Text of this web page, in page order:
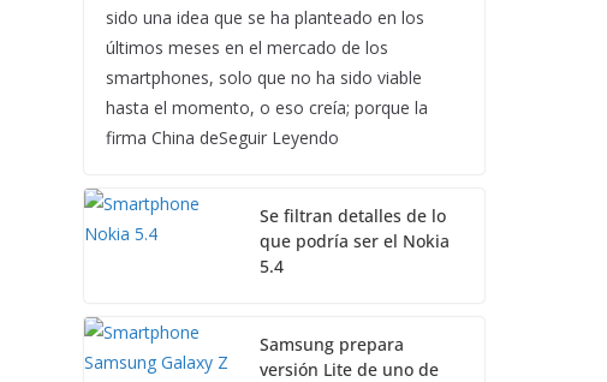
sido una idea que se ha planteado en los
últimos meses en el mercado de los
smartphones, solo que no ha sido viable
hasta el momento, o eso creía; porque la
firma China deSeguir Leyendo
Se filtran detalles de lo
que podría ser el Nokia
5.4
Samsung prepara
versión Lite de uno de